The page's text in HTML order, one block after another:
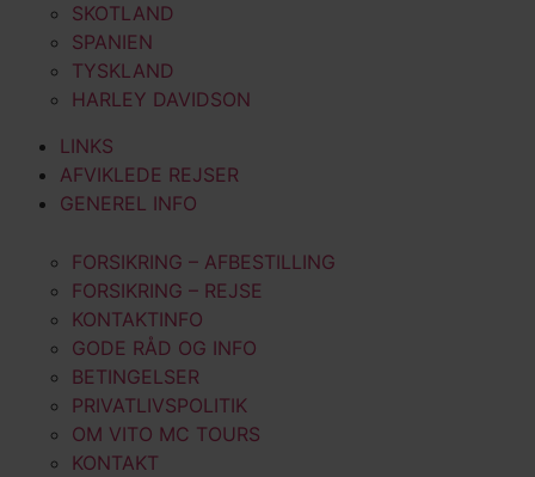
SKOTLAND
SPANIEN
TYSKLAND
HARLEY DAVIDSON
LINKS
AFVIKLEDE REJSER
GENEREL INFO
FORSIKRING – AFBESTILLING
FORSIKRING – REJSE
KONTAKTINFO
GODE RÅD OG INFO
BETINGELSER
PRIVATLIVSPOLITIK
OM VITO MC TOURS
KONTAKT